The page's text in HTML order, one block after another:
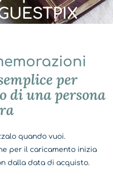
per
di una persona
quando vuoi.
per il caricamento inizia
dalla data di acquisto.